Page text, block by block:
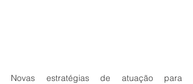
Novas estratégias de atuação para